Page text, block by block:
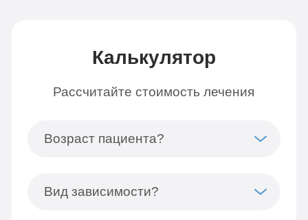
Калькулятор
Рассчитайте стоимость лечения
Возраст пациента?
Вид зависимости?